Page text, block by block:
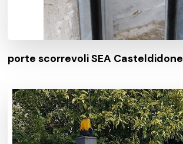
porte scorrevoli SEA Casteldidone